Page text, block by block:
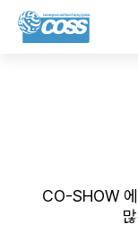
CO-SHOW